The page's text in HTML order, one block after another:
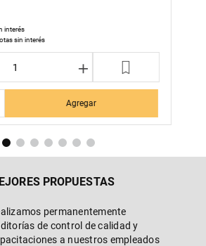
interés
sin interés
＋
Agregar
PROPUESTAS
permanentemente
de control de calidad y
a nuestros empleados